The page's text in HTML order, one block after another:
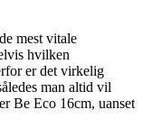
mest vitale
hvilken
er det virkelig
man altid vil
Be Eco 16cm, uanset